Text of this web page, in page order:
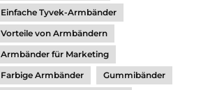
Einfache Tyvek-Armbänder
Vorteile von Armbändern
Armbänder für Marketing
Farbige Armbänder
Gummibänder